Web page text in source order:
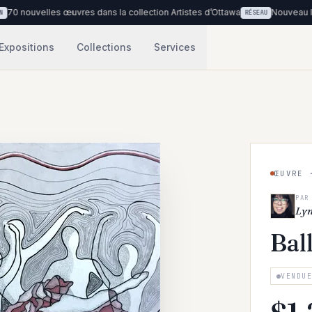
œuvres dans la collection Artistes d’Ottawa RÉSEAU Nouveau lieu :
Expositions Collections Services
ŒUVRE
PAR
VENDUE